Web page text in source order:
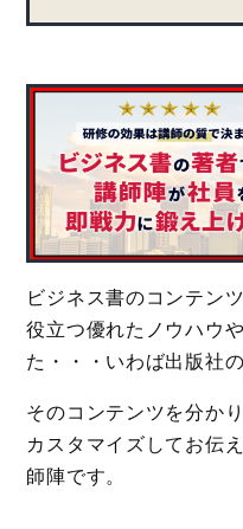
ビジネス書のコンテン
役立つ優れたノウハウ
た・・・いわば出版社
そのコンテンツを分か
カスタマイズしてお伝
師陣です。